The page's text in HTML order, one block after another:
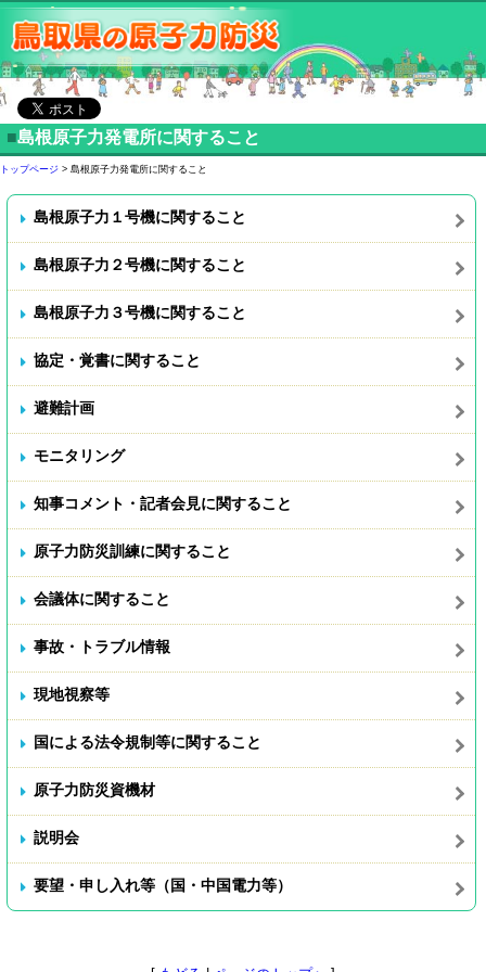
■島根原子力発電所に関すること
トップページ > 島根原子力発電所に関すること
島根原子力１号機に関すること
島根原子力２号機に関すること
島根原子力３号機に関すること
協定・覚書に関すること
避難計画
モニタリング
知事コメント・記者会見に関すること
原子力防災訓練に関すること
会議体に関すること
事故・トラブル情報
現地視察等
国による法令規制等に関すること
原子力防災資機材
説明会
要望・申し入れ等（国・中国電力等）